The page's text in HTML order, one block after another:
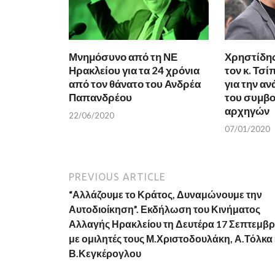
w
w
n
d
)
w
i
n
d
o
Μνημόσυνο από τη ΝΕ
Ηρακλείου για τα 24 χρόνια
από τον θάνατο του Ανδρέα
Παπανδρέου
22/06/2020
τον κ.
για την
του
αρχηγών
07/01/2020
PREVIOUS ARTICLE
“Αλλάζουμε το Κράτος, Δυναμώνουμε την
Αυτοδιοίκηση”. Εκδήλωση του Κινήματος
Αλλαγής Ηρακλείου τη Δευτέρα 17
με ομιλητές τους Μ.Χριστοδουλάκη, Α.Τόλκα
Β.Κεγκέρογλου